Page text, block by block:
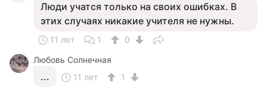
Люди учатся только на своих ошибках. В
этих случаях никакие учителя не нужны.
11 лет 1
0
Любовь Солнечная
... 11 лет 1